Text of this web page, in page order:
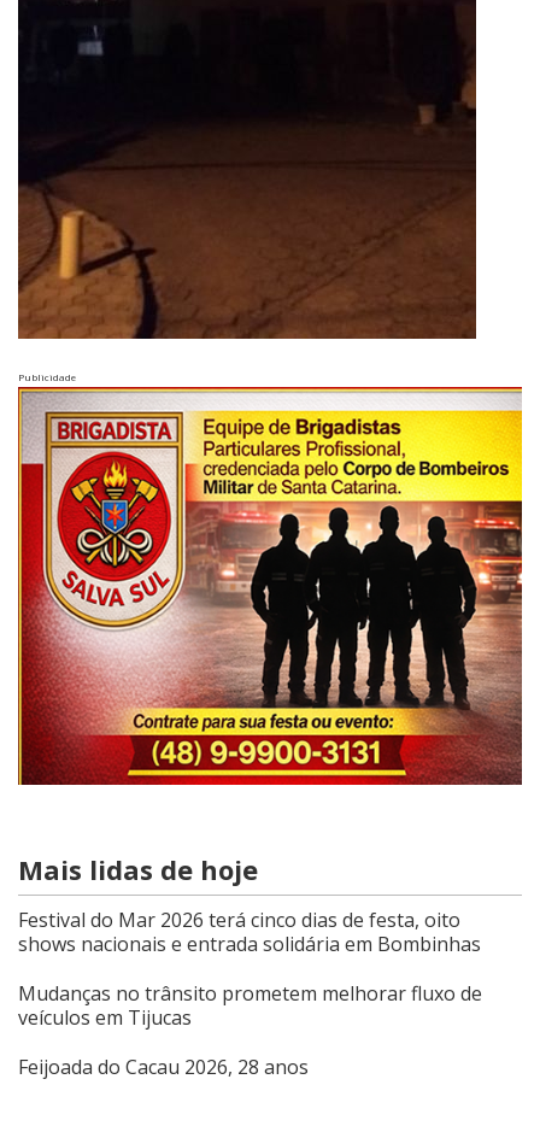
Publicidade
Mais lidas de hoje
Festival do Mar 2026 terá cinco dias de festa, oito
shows nacionais e entrada solidária em Bombinhas
Mudanças no trânsito prometem melhorar fluxo de
veículos em Tijucas
Feijoada do Cacau 2026, 28 anos